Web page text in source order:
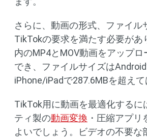
さらに、動画の形式、ファイル
TikTokの要求を満たす必要があ
内のMP4とMOV動画をアップ
でき、ファイルサイズはAndroid
iPhone/iPadで287.6MBを超えて
TikTok用に動画を最適化するに
ティ製の動画変換 ・圧縮アプリ
よいでしょう。ビデオの不要な